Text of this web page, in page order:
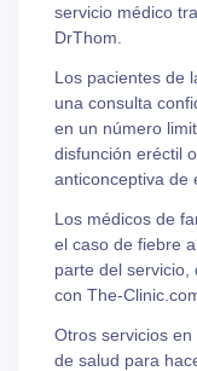
servicio médico
DrThom.
Los pacientes de
una consulta
en un número
disfunción eréctil
anticonceptiva de
Los médicos de
el caso de fiebre
parte del servicio,
con The-
Otros servicios
de salud para